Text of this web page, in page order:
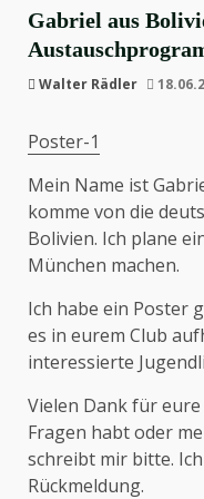
Gabriel aus
Walter Rädler
Poster-1
Mein Name ist
komme von die
Bolivien. Ich plane
München machen.
Ich habe ein Poster
es in eurem Club
interessierte
Vielen Dank für
Fragen habt oder
schreibt mir bitte.
Rückmeldung.